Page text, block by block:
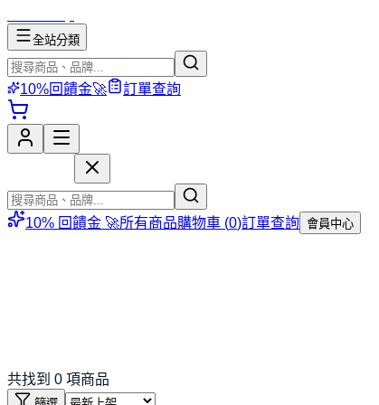
全站分類
10%回饋金🚀 訂單查詢
10% 回饋金 🚀所有商品購物車 (0)訂單查詢 會員中心
共找到 0 項商品